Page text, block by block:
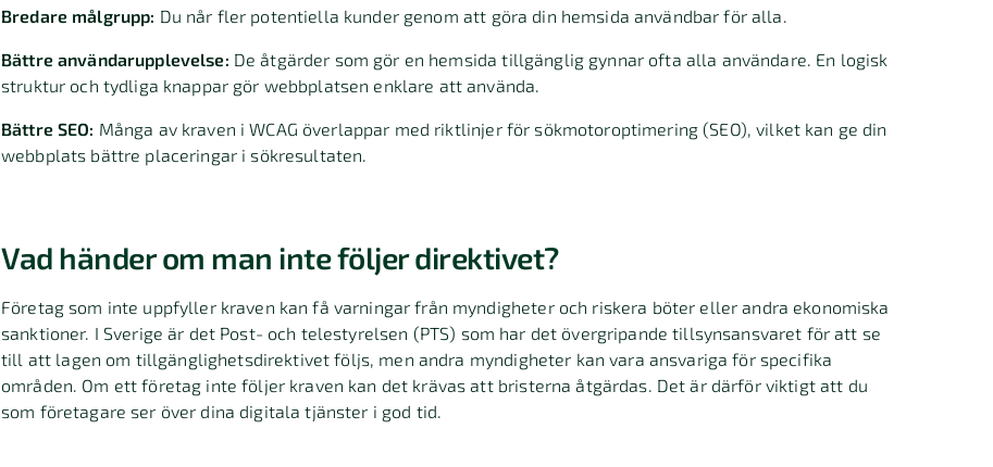
Bredare målgrupp: Du når fler potentiella kunder genom att göra din hemsida användbar för alla.
Bättre användarupplevelse: De åtgärder som gör en hemsida tillgänglig gynnar ofta alla användare. En logisk
struktur och tydliga knappar gör webbplatsen enklare att använda.
Bättre SEO: Många av kraven i WCAG överlappar med riktlinjer för sökmotoroptimering (SEO), vilket kan ge din
webbplats bättre placeringar i sökresultaten.
Vad händer om man inte följer direktivet?
Företag som inte uppfyller kraven kan få varningar från myndigheter och riskera böter eller andra ekonomiska
sanktioner. I Sverige är det Post- och telestyrelsen (PTS) som har det övergripande tillsynsansvaret för att se
till att lagen om tillgänglighetsdirektivet följs, men andra myndigheter kan vara ansvariga för specifika
områden. Om ett företag inte följer kraven kan det krävas att bristerna åtgärdas. Det är därför viktigt att du
som företagare ser över dina digitala tjänster i god tid.